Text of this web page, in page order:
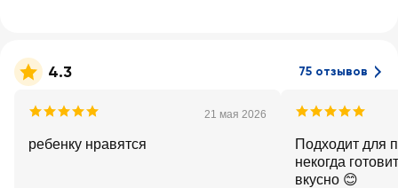
4.3 75 отзывов
21 мая 2026
ребенку нравятся
Подходит для
некогда
вкусно 😊